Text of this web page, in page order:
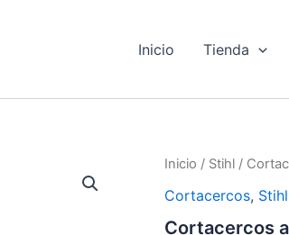
Inicio Tienda
Inicio / Stihl /
Cortacercos, Stihl
Cortacercos
Cortacercos
explosion